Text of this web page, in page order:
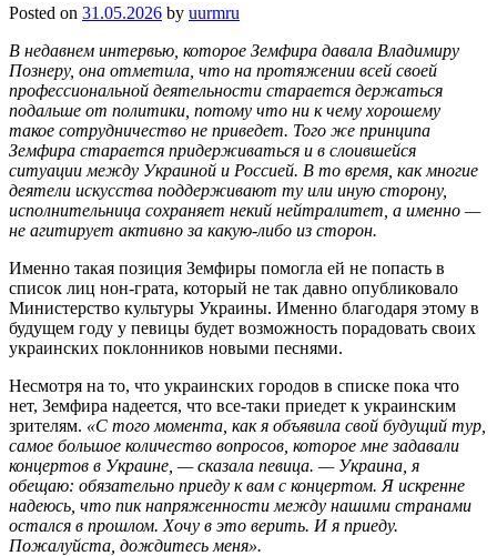
Posted on 31.05.2026 by uurmru
В недавнем интервью, которое Земфира давала Владимиру
Познеру, она отметила, что на протяжении всей своей
профессиональной деятельности старается держаться
подальше от политики, потому что ни к чему хорошему
такое сотрудничество не приведет. Того же принципа
Земфира старается придерживаться и в слоившейся
ситуации между Украиной и Россией. В то время, как многие
деятели искусства поддерживают ту или иную сторону,
исполнительница сохраняет некий нейтралитет, а именно —
не агитирует активно за какую-либо из сторон.
Именно такая позиция Земфиры помогла ей не попасть в
список лиц нон-грата, который не так давно опубликовало
Министерство культуры Украины. Именно благодаря этому в
будущем году у певицы будет возможность порадовать своих
украинских поклонников новыми песнями.
Несмотря на то, что украинских городов в списке пока что
нет, Земфира надеется, что все-таки приедет к украинским
зрителям. «С того момента, как я объявила свой будущий тур,
самое большое количество вопросов, которое мне задавали
концертов в Украине, — сказала певица. — Украина, я
обещаю: обязательно приеду к вам с концертом. Я искренне
надеюсь, что пик напряженности между нашими странами
остался в прошлом. Хочу в это верить. И я приеду.
Пожалуйста, дождитесь меня».